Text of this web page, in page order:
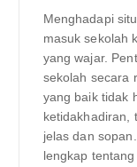
Menghadapi
masuk sekolah
yang wajar.
sekolah secara
yang baik tidak
ketidakhadiran,
jelas dan
lengkap